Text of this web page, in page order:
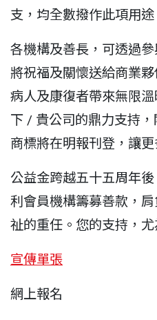
支，均全數撥作此項用途
各機構及善長，可透過
將祝福及關懷送給商業
病人及康復者帶來無限
下 / 貴公司的鼎力支持
商標將在明報刊登，讓
公益金跨越五十五周年
利會員機構籌募善款，
祉的重任。您的支持，尤
宣傳單張
網上報名